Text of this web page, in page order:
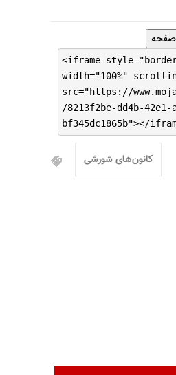
<iframe
width="100%"
src="https://
/8213f2be-dd4b-42e1-
bf345dc1865b"></
کانون‌های شورشی